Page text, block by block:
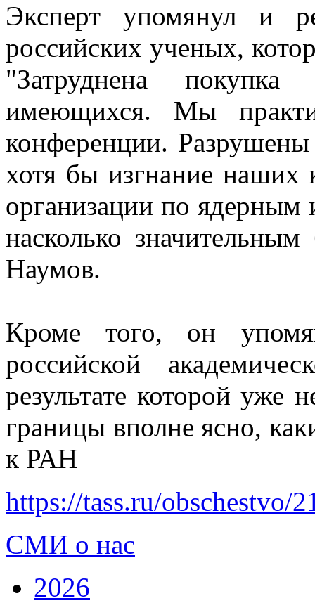
Эксперт упомянул и
российских ученых,
"Затруднена
имеющихся. Мы
конференции. Разрушены
хотя бы изгнание наших
организации по ядерным
насколько
Наумов.
Кроме того, он
российской
результате которой уже
границы вполне ясно,
к РАН
https://tass.ru/obschestvo/
СМИ о нас
2026